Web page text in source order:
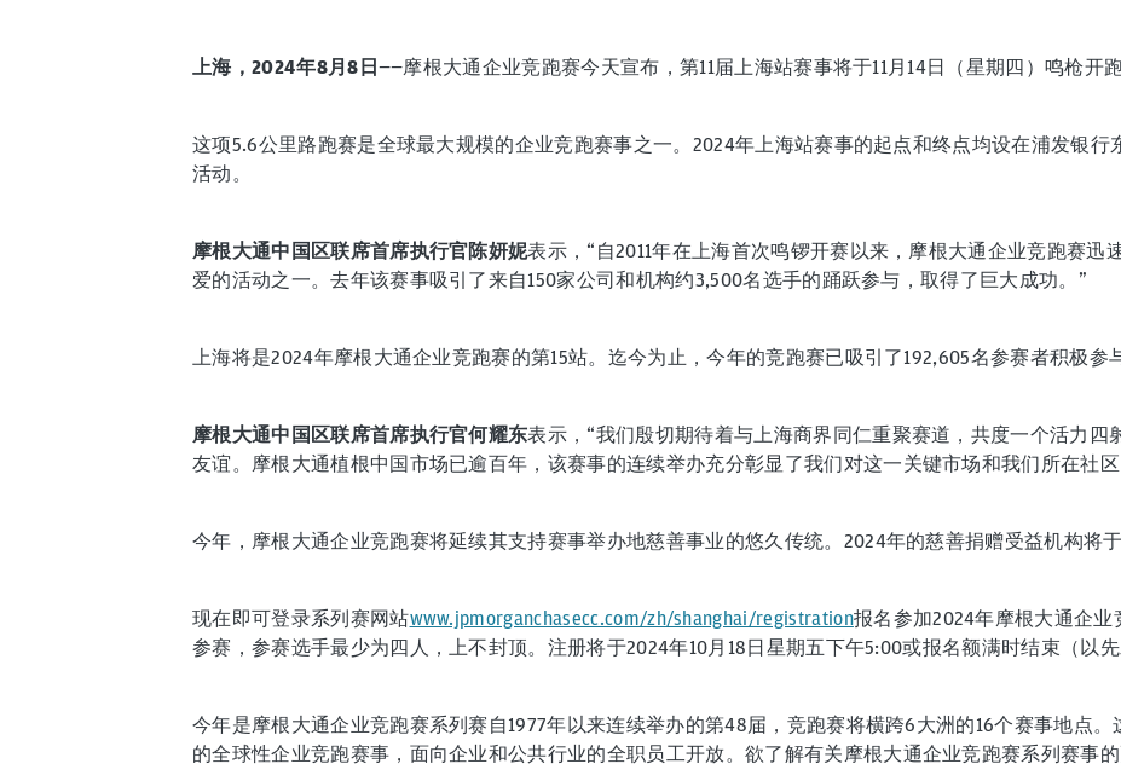
上海，2024年8月8日——摩根大通企业竞跑赛今天宣布，第11届上海站赛事将于11月14日（星期四）鸣枪开跑
这项5.6公里路跑赛是全球最大规模的企业竞跑赛事之一。2024年上海站赛事的起点和终点均设在浦发银
活动。
摩根大通中国区联席首席执行官陈妍妮表示，“自2011年在上海首次鸣锣开赛以来，摩根大通企业竞跑赛迅
爱的活动之一。去年该赛事吸引了来自150家公司和机构约3,500名选手的踊跃参与，取得了巨大成功。”
上海将是2024年摩根大通企业竞跑赛的第15站。迄今为止，今年的竞跑赛已吸引了192,605名参赛者积极参
摩根大通中国区联席首席执行官何耀东表示，“我们殷切期待着与上海商界同仁重聚赛道，共度一个活力四
友谊。摩根大通植根中国市场已逾百年，该赛事的连续举办充分彰显了我们对这一关键市场和我们所在社
今年，摩根大通企业竞跑赛将延续其支持赛事举办地慈善事业的悠久传统。2024年的慈善捐赠受益机构将于
现在即可登录系列赛网站www.jpmorganchasecc.com/zh/shanghai/registration报名参加2024年摩根大通企
参赛，参赛选手最少为四人，上不封顶。注册将于2024年10月18日星期五下午5:00或报名额满时结束（以先
今年是摩根大通企业竞跑赛系列赛自1977年以来连续举办的第48届，竞跑赛将横跨6大洲的16个赛事地点
的全球性企业竞跑赛事，面向企业和公共行业的全职员工开放。欲了解有关摩根大通企业竞跑赛系列赛事